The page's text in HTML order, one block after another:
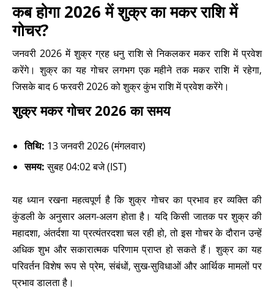
कब होगा 2026 में शुक्र का मकर राशि में
गोचर?
जनवरी 2026 में शुक्र ग्रह धनु राशि से निकलकर मकर राशि में प्रवेश
करेंगे। शुक्र का यह गोचर लगभग एक महीने तक मकर राशि में रहेगा,
जिसके बाद 6 फरवरी 2026 को शुक्र कुंभ राशि में प्रवेश करेंगे।
शुक्र मकर गोचर 2026 का समय
तिथि: 13 जनवरी 2026 (मंगलवार)
समय:सुबह 04:02 बजे (IST)
यह ध्यान रखना महत्वपूर्ण है कि शुक्र गोचर का प्रभाव हर व्यक्ति की
कुंडली के अनुसार अलग-अलग होता है। यदि किसी जातक पर शुक्र की
महादशा, अंतर्दशा या प्रत्यंतरदशा चल रही हो, तो इस गोचर के दौरान उन्हें
अधिक शुभ और सकारात्मक परिणाम प्राप्त हो सकते हैं। शुक्र का यह
परिवर्तन विशेष रूप से प्रेम, संबंधों, सुख-सुविधाओं और आर्थिक मामलों पर
प्रभाव डालता है।